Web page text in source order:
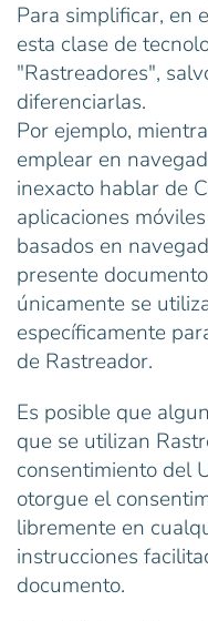
Para simplificar, en
esta clase de
"Rastreadores",
diferenciarlas.
Por ejemplo,
emplear en
inexacto hablar de
aplicaciones
basados en
presente
únicamente se
específicamente
de Rastreador.
Es posible que
que se utilizan
consentimiento del
otorgue el
libremente en
instrucciones
documento.